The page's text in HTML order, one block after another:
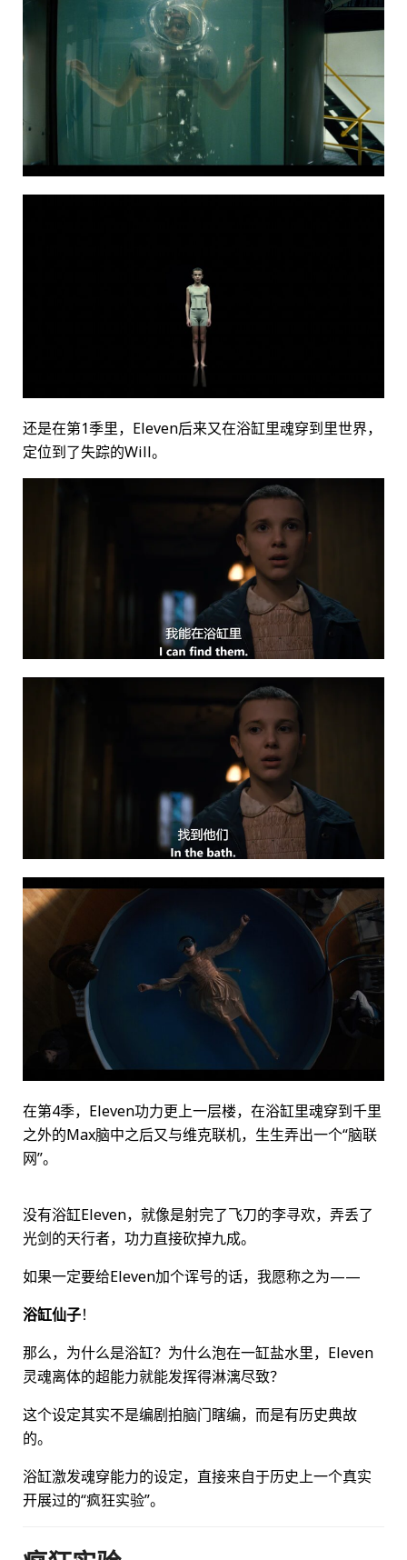
还是在第1季里，Eleven后来又在浴缸里魂穿到里世界，
定位到了失踪的Will。
在第4季，Eleven功力更上一层楼，在浴缸里魂穿到千里
之外的Max脑中之后又与维克联机，生生弄出一个“脑联
网”。
没有浴缸Eleven，就像是射完了飞刀的李寻欢，弄丢了
光剑的天行者，功力直接砍掉九成。
如果一定要给Eleven加个诨号的话，我愿称之为——
浴缸仙子！
那么，为什么是浴缸？为什么泡在一缸盐水里，Eleven
灵魂离体的超能力就能发挥得淋漓尽致？
这个设定其实不是编剧拍脑门瞎编，而是有历史典故
的。
浴缸激发魂穿能力的设定，直接来自于历史上一个真实
开展过的“疯狂实验”。